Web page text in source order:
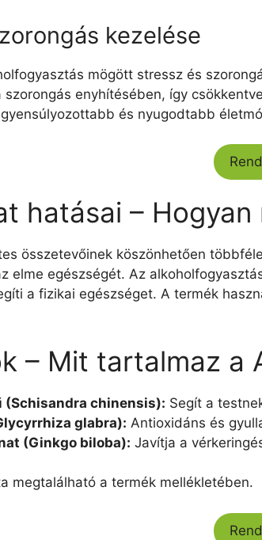
kezelése
mögött stressz és
enyhítésében, így
és nyugodtabb
hatásai –
összetevőinek köszönhetően
elme egészségét. Az
a fizikai egészséget. A termék
– Mit tartalmaz a
(Schisandra chinensis): Segít a
glabra): Antioxidáns és
(Ginkgo biloba): Javítja a
megtalálható a termék mellékletében.